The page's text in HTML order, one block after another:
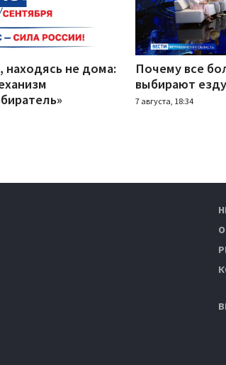
находясь не дома:
Почему все
выбирают
7 августа, 18:34